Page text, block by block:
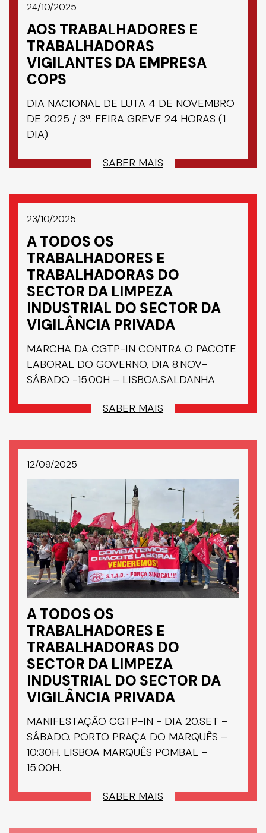
24/10/2025
AOS TRABALHADORES E
TRABALHADORAS
VIGILANTES DA EMPRESA
COPS
DIA NACIONAL DE LUTA 4 DE NOVEMBRO
DE 2025 / 3ª. FEIRA GREVE 24 HORAS (1
DIA)
SABER MAIS
23/10/2025
A TODOS OS
TRABALHADORES E
TRABALHADORAS DO
SECTOR DA LIMPEZA
INDUSTRIAL DO SECTOR DA
VIGILÂNCIA PRIVADA
MARCHA DA CGTP-IN CONTRA O PACOTE
LABORAL DO GOVERNO, DIA 8.NOV–
SÁBADO -15.00H – LISBOA.SALDANHA
SABER MAIS
12/09/2025
A TODOS OS
TRABALHADORES E
TRABALHADORAS DO
SECTOR DA LIMPEZA
INDUSTRIAL DO SECTOR DA
VIGILÂNCIA PRIVADA
MANIFESTAÇÃO CGTP-IN - DIA 20.SET –
SÁBADO. PORTO PRAÇA DO MARQUÊS –
10:30H. LISBOA MARQUÊS POMBAL –
15:00H.
SABER MAIS